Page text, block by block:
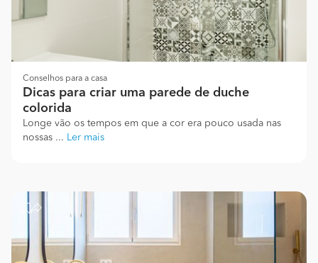
Conselhos para a casa
Dicas para criar uma parede de duche
colorida
Longe vão os tempos em que a cor era pouco usada nas
nossas ... Ler mais